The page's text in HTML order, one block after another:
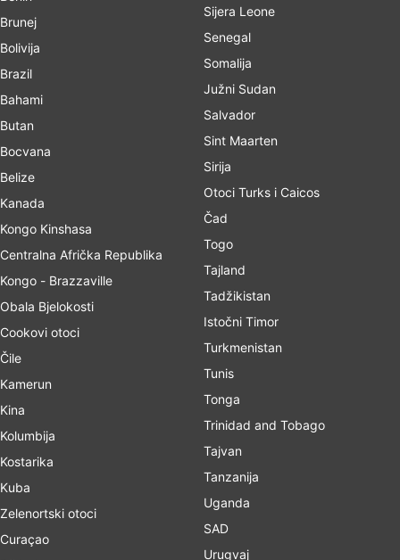
Brunej
Bolivija
Brazil
Bahami
Butan
Bocvana
Belize
Kanada
Kongo Kinshasa
Centralna Afrička Republika
Kongo - Brazzaville
Obala Bjelokosti
Cookovi otoci
Čile
Kamerun
Kina
Kolumbija
Kostarika
Kuba
Zelenortski otoci
Curaçao
Sijera Leone
Senegal
Somalija
Južni Sudan
Salvador
Sint Maarten
Sirija
Otoci Turks i Caicos
Čad
Togo
Tajland
Tadžikistan
Istočni Timor
Turkmenistan
Tunis
Tonga
Trinidad and Tobago
Tajvan
Tanzanija
Uganda
SAD
Urugvaj